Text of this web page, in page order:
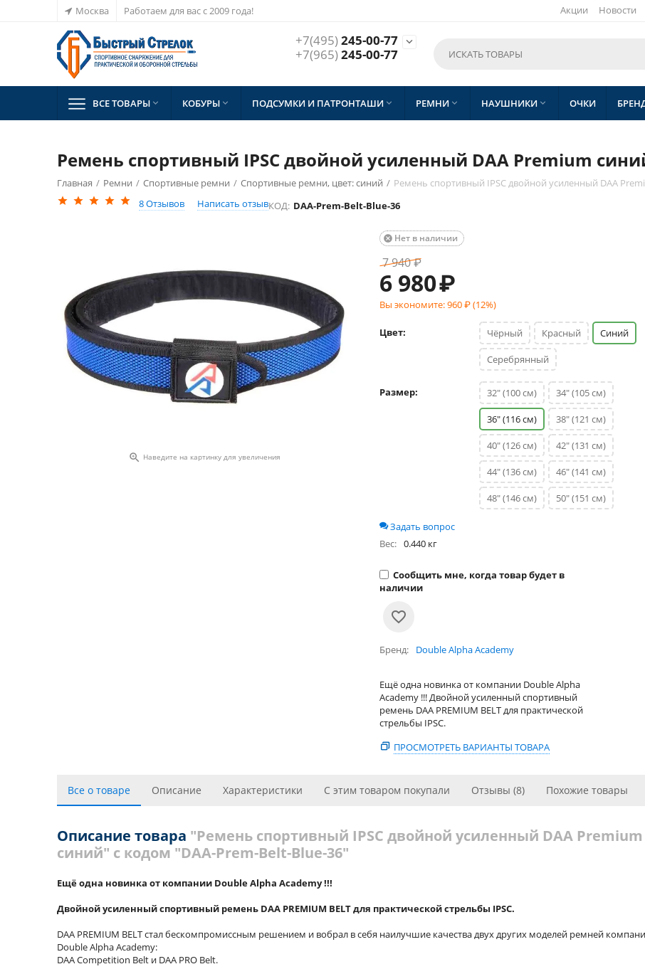
Москва Работаем для вас с 2009 года! Акции Новости
+7(495)245-00-77
+7(965)245-00-77

ВСЕ ТОВАРЫ  КОБУРЫ  ПОДСУМКИ И ПАТРОНТАШИ  РЕМНИ  НАУШНИКИ  ОЧКИ
Ремень спортивный IPSC двойной усиленный DAA Premium
Главная / Ремни / Спортивные ремни / Спортивные ремни, цвет: синий / Ремень спортивный IPSC двойной усиленный DAA
8Отзывов Написать отзывКОД: DAA-Prem-Belt-Blue-36
 Наведите на картинку для увеличения
Нет в наличии

7 940₽
6 980₽
Вы экономите:960₽ (12%)
Цвет: Чёрный Красный Синий
Серебрянный
Размер: 32" (100 см) 34" (105 см)
36" (116 см) 38" (121 см)
40" (126 см) 42" (131 см)
44" (136 см) 46" (141 см)
48" (146 см) 50" (151 см)
Задать вопрос
Вес: 0.440 кг
Сообщить мне, когда товар будет в
наличии
Бренд Double Alpha Academy
Ещё одна новинка от компании Double Alpha
Academy !!! Двойной усиленный спортивный
ремень DAA PREMIUM BELT для практической
стрельбы IPSC.
ПРОСМОТРЕТЬ ВАРИАНТЫ ТОВАРА
Все о товаре Описание Характеристики С этим товаром покупали Отзывы (8) Похожие товары
Описание товара "Ремень спортивный IPSC двойной усиленный DAA Premium
синий" с кодом "DAA-Prem-Belt-Blue-36"
Ещё одна новинка от компании Double Alpha Academy !!!
Двойной усиленный спортивный ремень DAA PREMIUM BELT для практической стрельбы IPSC.
DAA PREMIUM BELT стал бескомпромиссным решением и вобрал в себя наилучшие качества двух других моделей ремней
Double Alpha Academy:
DAA Competition Belt и DAA PRO Belt.